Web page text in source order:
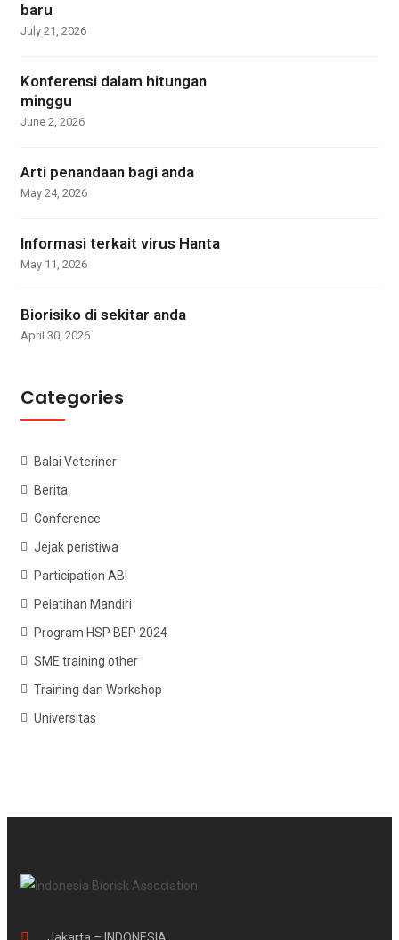
baru
July 21, 2026
Konferensi dalam hitungan
minggu
June 2, 2026
Arti penandaan bagi anda
May 24, 2026
Informasi terkait virus Hanta
May 11, 2026
Biorisiko di sekitar anda
April 30, 2026
Categories
Balai Veteriner
Berita
Conference
Jejak peristiwa
Participation ABI
Pelatihan Mandiri
Program HSP BEP 2024
SME training other
Training dan Workshop
Universitas